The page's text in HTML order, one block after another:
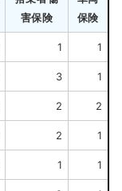
害保険
保険
1 1
3 1
2 2
2 1
1 1